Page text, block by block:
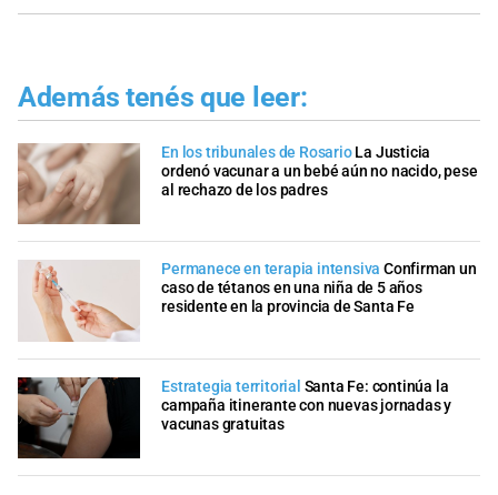
Además tenés que leer:
En los tribunales de Rosario La Justicia
ordenó vacunar a un bebé aún no nacido, pese
al rechazo de los padres
Permanece en terapia intensiva Confirman un
caso de tétanos en una niña de 5 años
residente en la provincia de Santa Fe
Estrategia territorial Santa Fe: continúa la
campaña itinerante con nuevas jornadas y
vacunas gratuitas